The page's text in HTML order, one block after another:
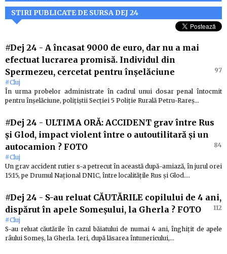
STIRI PUBLICATE DE SURSA DEJ 24
#Dej 24 - A încasat 9000 de euro, dar nu a mai
efectuat lucrarea promisă. Individul din
Spermezeu, cercetat pentru înșelăciune
97
#Cluj
În urma probelor administrate în cadrul unui dosar penal întocmit
pentru înșelăciune, polițiștii Secției 5 Poliție Rurală Petru-Rareș…
#Dej 24 - ULTIMA ORĂ: ACCIDENT grav între Rus
și Glod, impact violent între o autoutilitară și un
autocamion ? FOTO
84
#Cluj
Un grav accident rutier s-a petrecut în această după-amiază, în jurul orei
15:15, pe Drumul Național DN1C, între localitățile Rus și Glod.…
#Dej 24 - S-au reluat CĂUTĂRILE copilului de 4 ani,
dispărut în apele Someșului, la Gherla ? FOTO
112
#Cluj
S-au reluat căutările în cazul băiatului de numai 4 ani, înghițit de apele
râului Someș, la Gherla. Ieri, după lăsarea întunericului,…